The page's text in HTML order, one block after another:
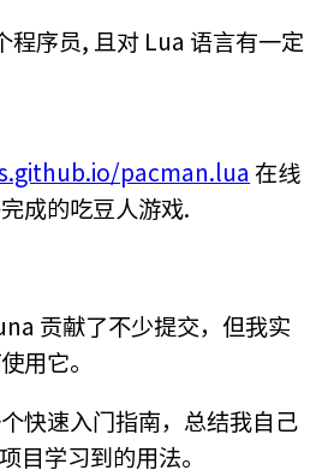
程序员, 且对 Lua 语言有一定
pacman.lua 在线
成的吃豆人游戏.
贡献了不少提交，但我实
用它。
快速入门指南，总结我自己
学习到的用法。